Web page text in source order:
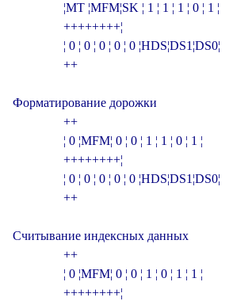
                ¦MT ¦MFM¦SK ¦ 1 ¦ 1 ¦ 1 ¦ 0 ¦ 1 ¦
                +­­­+­­­+­­­+­­­+­­­+­­­+­­­+­­­¦
                ¦ 0 ¦ 0 ¦ 0 ¦ 0 ¦ 0 ¦HDS¦DS1¦DS0¦
                +­­­­­­­­­­­­­­­­­­­­­­­­­­­­­­­+
Форматирование дорожки
                +­­­­­­­­­­­­­­­­­­­­­­­­­­­­­­­+
                ¦ 0 ¦MFM¦ 0 ¦ 0 ¦ 1 ¦ 1 ¦ 0 ¦ 1 ¦
                +­­­+­­­+­­­+­­­+­­­+­­­+­­­+­­­¦
                ¦ 0 ¦ 0 ¦ 0 ¦ 0 ¦ 0 ¦HDS¦DS1¦DS0¦
                +­­­­­­­­­­­­­­­­­­­­­­­­­­­­­­­+
Считывание индексных данных
                +­­­­­­­­­­­­­­­­­­­­­­­­­­­­­­­+
                ¦ 0 ¦MFM¦ 0 ¦ 0 ¦ 1 ¦ 0 ¦ 1 ¦ 1 ¦
                +­­­+­­­+­­­+­­­+­­­+­­­+­­­+­­­¦